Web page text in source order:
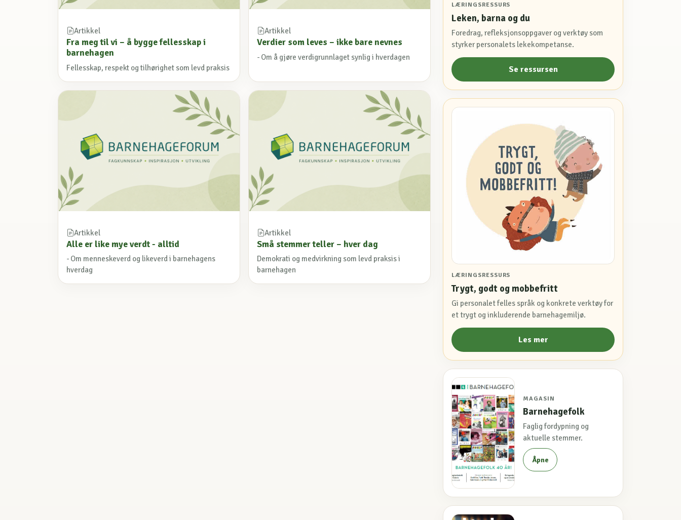
Artikkel
Fra meg til vi – å bygge fellesskap i
barnehagen
Fellesskap, respekt og tilhørighet som levd praksis
Artikkel
Verdier som leves – ikke bare nevnes
- Om å gjøre verdigrunnlaget synlig i hverdagen
Artikkel
Alle er like mye verdt - alltid
- Om menneskeverd og likeverd i barnehagens
hverdag
Artikkel
Små stemmer teller – hver dag
Demokrati og medvirkning som levd praksis i
barnehagen
LÆRINGSRESSURS
Leken, barna og du
Foredrag, refleksjonsoppgaver og verktøy som
styrker personalets lekekompetanse.
Se ressursen
LÆRINGSRESSURS
Trygt, godt og mobbefritt
Gi personalet felles språk og konkrete verktøy for
et trygt og inkluderende barnehagemiljø.
Les mer
MAGASIN
Barnehagefolk
Faglig fordypning og
aktuelle stemmer.
Åpne